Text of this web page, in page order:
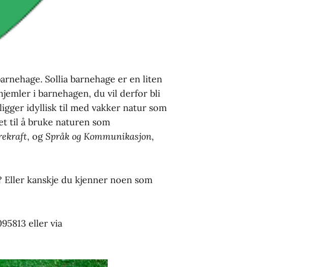
Sollia barnehage er en liten
i barnehagen, du vil derfor bli
idyllisk til med vakker natur som
til å bruke naturen som
, ogSpråk og Kommunikasjon,
Eller kanskje du kjenner noen som
eller via